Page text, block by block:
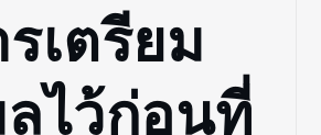
เตรียม
ไว้ก่อนที่